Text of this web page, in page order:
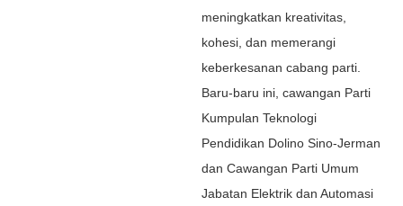
meningkatkan kreativitas,
kohesi, dan memerangi
keberkesanan cabang parti.
Baru-baru ini, cawangan Parti
Kumpulan Teknologi
Pendidikan Dolino Sino-Jerman
dan Cawangan Parti Umum
Jabatan Elektrik dan Automasi